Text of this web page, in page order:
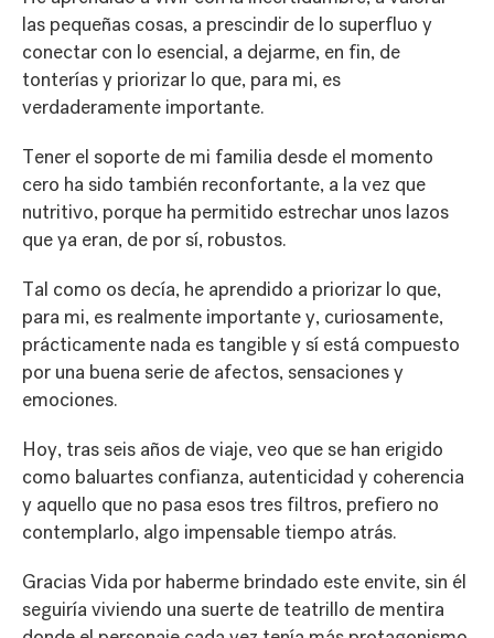
las pequeñas cosas, a prescindir de lo superfluo y
conectar con lo esencial, a dejarme, en fin, de
tonterías y priorizar lo que, para mi, es
verdaderamente importante.
Tener el soporte de mi familia desde el momento
cero ha sido también reconfortante, a la vez que
nutritivo, porque ha permitido estrechar unos lazos
que ya eran, de por sí, robustos.
Tal como os decía, he aprendido a priorizar lo que,
para mi, es realmente importante y, curiosamente,
prácticamente nada es tangible y sí está compuesto
por una buena serie de afectos, sensaciones y
emociones.
Hoy, tras seis años de viaje, veo que se han erigido
como baluartes confianza, autenticidad y coherencia
y aquello que no pasa esos tres filtros, prefiero no
contemplarlo, algo impensable tiempo atrás.
Gracias Vida por haberme brindado este envite, sin él
seguiría viviendo una suerte de teatrillo de mentira